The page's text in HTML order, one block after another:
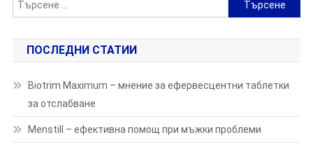
за:
ПОСЛЕДНИ СТАТИИ
Biotrim Maximum – мнение за ефервесцентни таблетки
за отслабване
Menstill – ефективна помощ при мъжки проблеми